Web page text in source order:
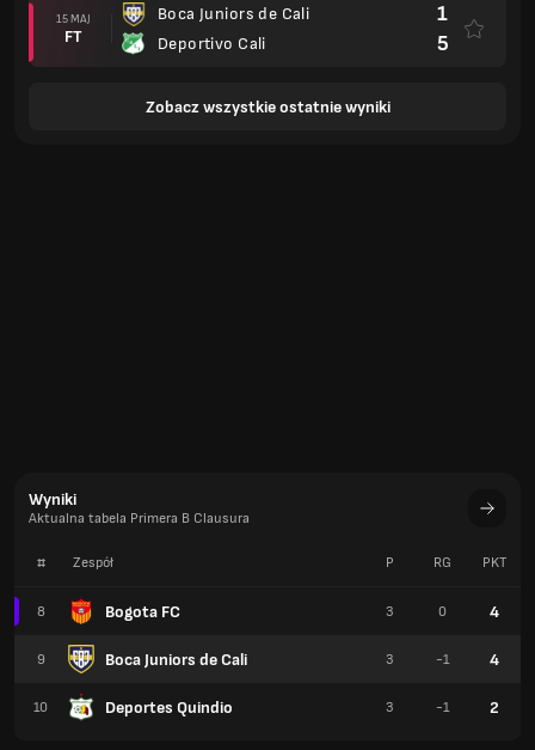
15 MAJ
FT
Boca Juniors de Cali
Deportivo Cali
1
5
Zobacz wszystkie ostatnie wyniki
Wyniki
Aktualna tabela Primera B Clausura
# Zespół
8 Bogota FC
9 Boca Juniors de Cali
10 Deportes Quindio
P RG PKT
3 0 4
3 -1 4
3 -1 2